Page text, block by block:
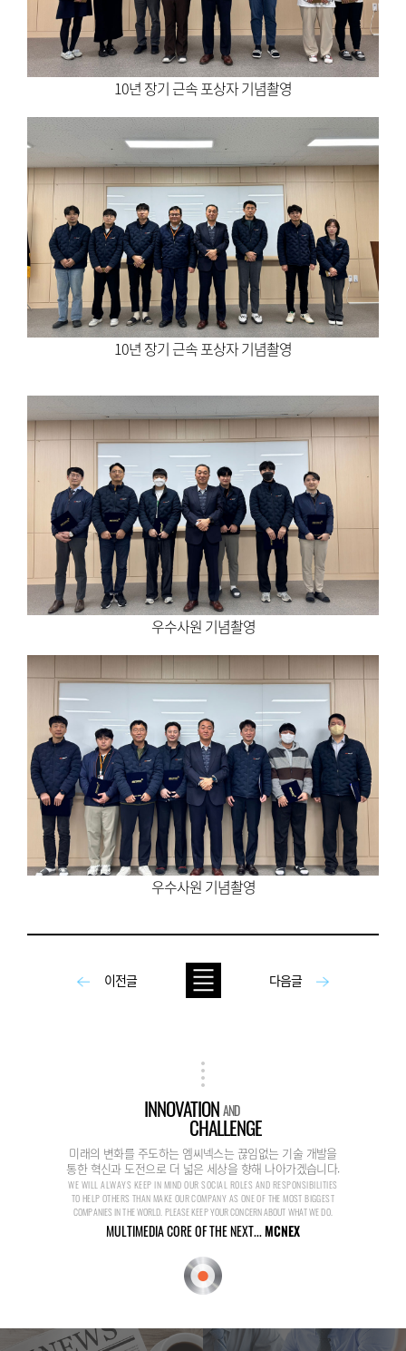
10년 장기 근속 포상자 기념촬영
10년 장기 근속 포상자 기념촬영
우수사원 기념촬영
​​​​​​​우수사원 기념촬영
이전글 다음글
INNOVATIONAND
CHALLENGE
미래의 변화를 주도하는 엠씨넥스는 끊임없는 기술 개발을
통한 혁신과 도전으로 더 넓은 세상을 향해 나아가겠습니다.
WE WILL ALWAYS KEEP IN MIND OUR SOCIAL ROLES AND RESPONSIBILITIES
TO HELP OTHERS THAN MAKE OUR COMPANY AS ONE OF THE MOST BIGGEST
COMPANIES IN THE WORLD. PLEASE KEEP YOUR CONCERN ABOUT WHAT WE DO.
MULTIMEDIA CORE OF THE NEXT...MCNEX